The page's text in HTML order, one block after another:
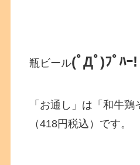
瓶ビール(ﾟДﾟ)ﾌﾟﾊｰ!
「お通し」は「和牛鶏
（418円税込）です。